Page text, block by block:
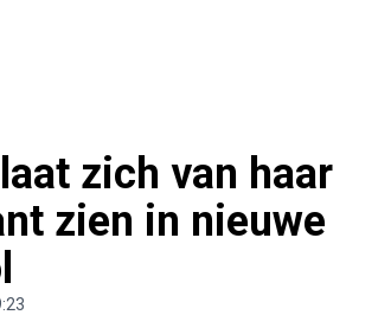
zich van haar
zien in nieuwe